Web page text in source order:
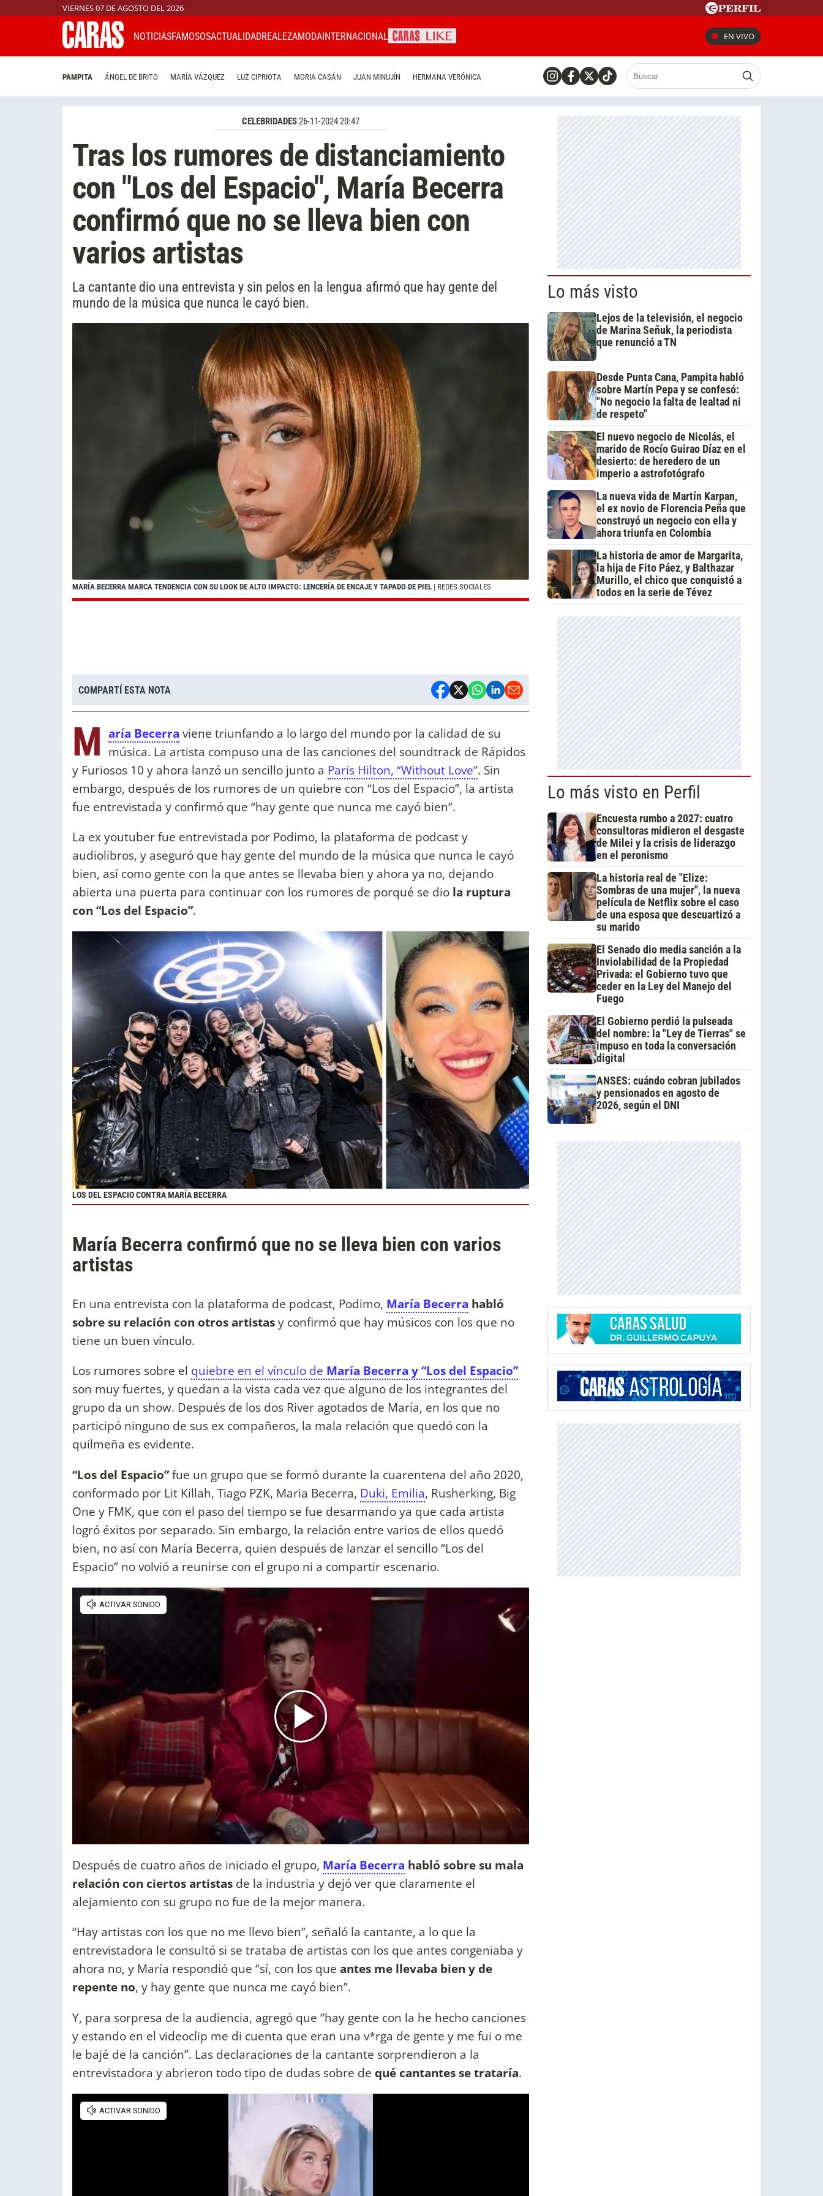
VIERNES 07 DE AGOSTO DEL 2026
NOTICIASFAMOSOSACTUALIDADREALEZAMODAINTERNACIONAL EN VIVO
PAMPITA ÁNGEL DE BRITO MARÍA VÁZQUEZ LUZ CIPRIOTA MORIA CASÁN JUAN MINUJÍN HERMANA VERÓNICA
CELEBRIDADES26-11-2024 20:47
Tras los rumores de distanciamiento
con "Los del Espacio", María Becerra
confirmó que no se lleva bien con
varios artistas
La cantante dio una entrevista y sin pelos en la lengua afirmó que hay gente del
mundo de la música que nunca le cayó bien.
MARÍA BECERRA MARCA TENDENCIA CON SU LOOK DE ALTO IMPACTO: LENCERÍA DE ENCAJE Y TAPADO DE PIEL | REDES SOCIALES
COMPARTÍ ESTA NOTA
M aría Becerra viene triunfando a lo largo del mundo por la calidad de su
música. La artista compuso una de las canciones del soundtrack de Rápidos
y Furiosos 10 y ahora lanzó un sencillo junto a Paris Hilton, “Without Love”. Sin
embargo, después de los rumores de un quiebre con “Los del Espacio”, la artista
fue entrevistada y confirmó que “hay gente que nunca me cayó bien”.
La ex youtuber fue entrevistada por Podimo, la plataforma de podcast y
audiolibros, y aseguró que hay gente del mundo de la música que nunca le cayó
bien, así como gente con la que antes se llevaba bien y ahora ya no, dejando
abierta una puerta para continuar con los rumores de porqué se dio la ruptura
con “Los del Espacio”.
LOS DEL ESPACIO CONTRA MARÍA BECERRA
María Becerra confirmó que no se lleva bien con varios
artistas
En una entrevista con la plataforma de podcast, Podimo, María Becerra habló
sobre su relación con otros artistasy confirmó que hay músicos con los que no
tiene un buen vínculo.
Los rumores sobre el quiebre en el vínculo de María Becerra y “Los del Espacio”
son muy fuertes, y quedan a la vista cada vez que alguno de los integrantes del
grupo da un show. Después de los dos River agotados de María, en los que no
participó ninguno de sus ex compañeros, la mala relación que quedó con la
quilmeña es evidente.
“Los del Espacio”fue un grupo que se formó durante la cuarentena del año 2020,
conformado por Lit Killah, Tiago PZK, Maria Becerra, Duki, Emilia, Rusherking, Big
One y FMK, que con el paso del tiempo se fue desarmando ya que cada artista
logró éxitos por separado. Sin embargo, la relación entre varios de ellos quedó
bien, no así con María Becerra, quien después de lanzar el sencillo “Los del
Espacio” no volvió a reunirse con el grupo ni a compartir escenario.
Después de cuatro años de iniciado el grupo, María Becerra habló sobre su mala
relación con ciertos artistas de la industria y dejó ver que claramente el
alejamiento con su grupo no fue de la mejor manera.
“Hay artistas con los que no me llevo bien”, señaló la cantante, a lo que la
entrevistadora le consultó si se trataba de artistas con los que antes congeniaba y
ahora no, y María respondió que “sí, con los que antes me llevaba bien y de
repente no, y hay gente que nunca me cayó bien”.
Y, para sorpresa de la audiencia, agregó que “hay gente con la he hecho canciones
y estando en el videoclip me di cuenta que eran una v*rga de gente y me fui o me
le bajé de la canción”. Las declaraciones de la cantante sorprendieron a la
entrevistadora y abrieron todo tipo de dudas sobre de qué cantantes se trataría.
Lo más visto
Lejos de la televisión, el negocio
de Marina Señuk, la periodista
que renunció a TN
Desde Punta Cana, Pampita habló
sobre Martín Pepa y se confesó:
"No negocio la falta de lealtad ni
de respeto"
El nuevo negocio de Nicolás, el
marido de Rocío Guirao Díaz en el
desierto: de heredero de un
imperio a astrofotógrafo
La nueva vida de Martín Karpan,
el ex novio de Florencia Peña que
construyó un negocio con ella y
ahora triunfa en Colombia
La historia de amor de Margarita,
la hija de Fito Páez, y Balthazar
Murillo, el chico que conquistó a
todos en la serie de Tévez
Lo más visto en Perfil
Encuesta rumbo a 2027: cuatro
consultoras midieron el desgaste
de Milei y la crisis de liderazgo
en el peronismo
La historia real de "Elize:
Sombras de una mujer", la nueva
película de Netflix sobre el caso
de una esposa que descuartizó a
su marido
El Senado dio media sanción a la
Inviolabilidad de la Propiedad
Privada: el Gobierno tuvo que
ceder en la Ley del Manejo del
Fuego
El Gobierno perdió la pulseada
del nombre: la "Ley de Tierras" se
impuso en toda la conversación
digital
ANSES: cuándo cobran jubilados
y pensionados en agosto de
2026, según el DNI